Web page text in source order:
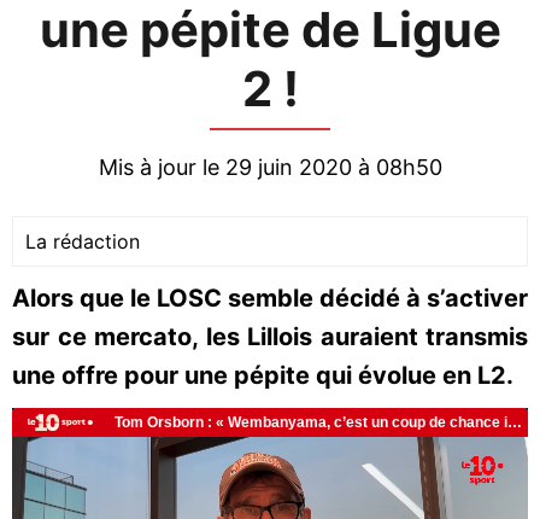
une pépite de Ligue
2 !
Mis à jour le 29 juin 2020 à 08h50
La rédaction
Alors que le LOSC semble décidé à s’activer
sur ce mercato, les Lillois auraient transmis
une offre pour une pépite qui évolue en L2.